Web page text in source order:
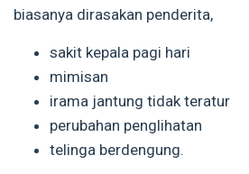
biasanya dirasakan penderita,
sakit kepala pagi hari
mimisan
irama jantung tidak teratur
perubahan penglihatan
telinga berdengung.